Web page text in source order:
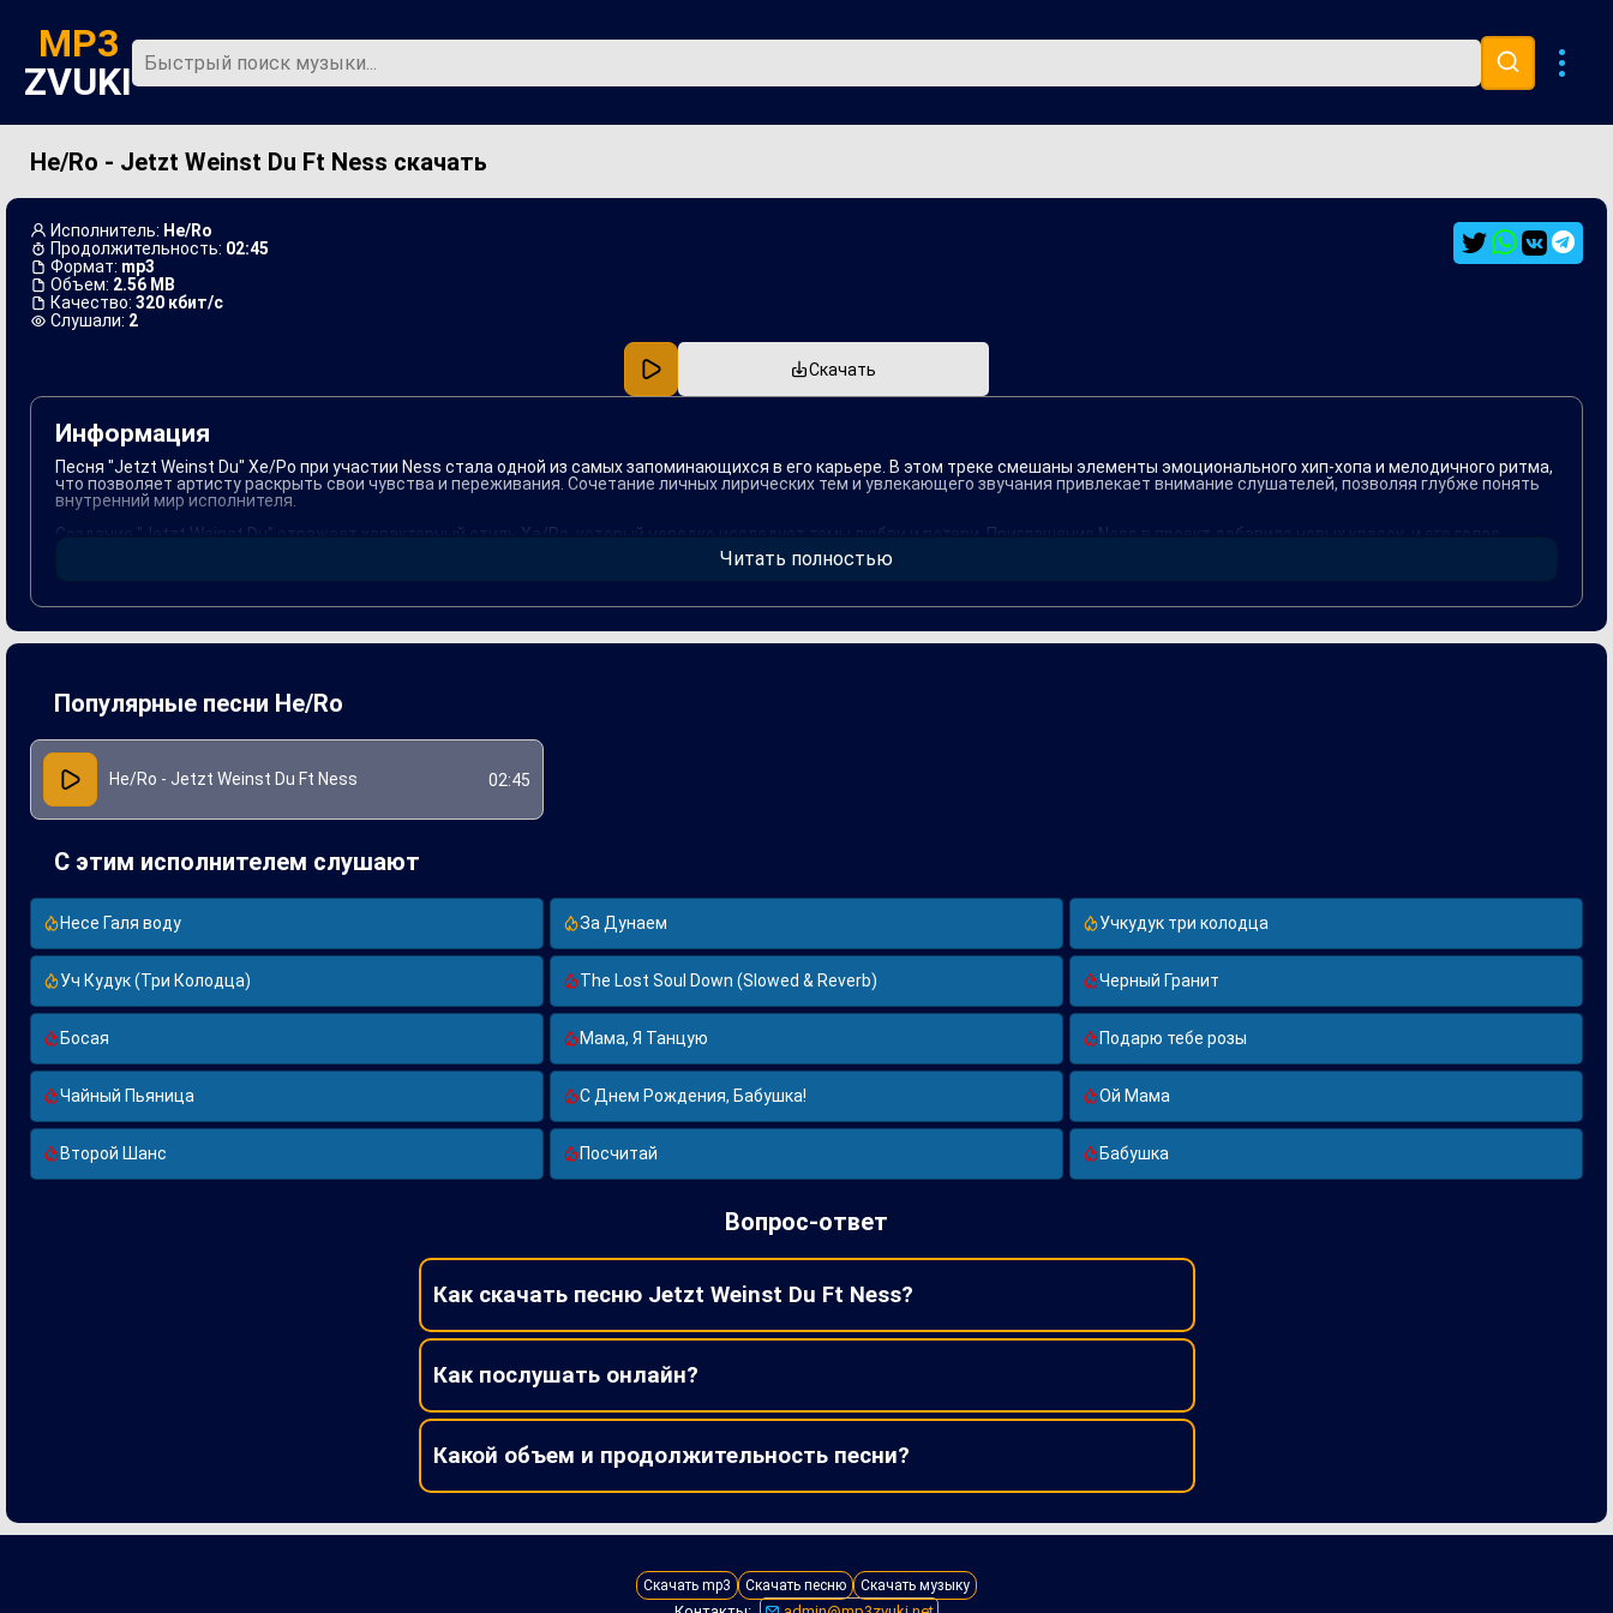
MP3
ZVUKI
Главная Новинки
He/Ro - Jetzt Weinst Du Ft Ness скачать
Исполнитель: He/Ro
Продолжительность: 02:45
Формат: mp3
Объем: 2.56 MB
Качество: 320 кбит/с
Слушали: 2
Скачать
Информация
Песня "Jetzt Weinst Du" Хе/Ро при участии Ness стала одной из самых запоминающихся в его карьере. В этом треке смешаны элементы эмоционального хип-хопа и мелодичного ритма,
что позволяет артисту раскрыть свои чувства и переживания. Сочетание личных лирических тем и увлекающего звучания привлекает внимание слушателей, позволяя глубже понять
внутренний мир исполнителя.
Создание "Jetzt Weinst Du" отражает характерный стиль Хе/Ро, который нередко исследует темы любви и потери. Приглашение Ness в проект добавило новых красок, и его голос
удачно дополнил общий замысел. Песня стала значимой для многих поклонников, которые нашли в ней поддержку и утешение в трудные моменты. Это сотрудничество подтверждает
Читать полностью
Популярные песни He/Ro
He/Ro - Jetzt Weinst Du Ft Ness 02:45
С этим исполнителем слушают
Несе Галя воду За Дунаем Учкудук три колодца
Уч Кудук (Три Колодца) The Lost Soul Down (Slowed & Reverb) Черный Гранит
Босая Мама, Я Танцую Подарю тебе розы
Чайный Пьяница С Днем Рождения, Бабушка! Ой Мама
Второй Шанс Посчитай Бабушка
Вопрос-ответ
Как скачать песню Jetzt Weinst Du Ft Ness?
Как послушать онлайн?
Какой объем и продолжительность песни?
Скачать mp3 Скачать песню Скачать музыку